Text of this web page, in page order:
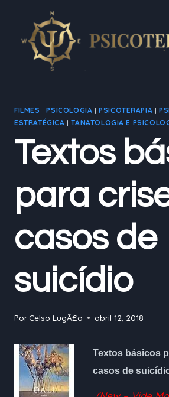
Conteúdo
FILMES |PSICOLOGIA |PSICOTERAPIA |
ESTRATÉGICA |TANATOLOGIA E
Textos
para
casos de
suicídio
PorCelso LugÃ£o abril 12, 2018
Textos básicos
casos de